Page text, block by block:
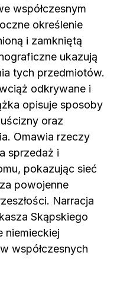
współczesnym
określenie
i zamkniętą
ukazują
tych przedmiotów.
odkrywane i
opisuje sposoby
oraz
Omawia rzeczy
sprzedaż i
pokazując sieć
powojenne
Narracja
Skąpskiego
niemieckiej
współczesnych